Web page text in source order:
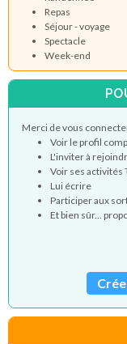
Repas
Séjour - voyage
Spectacle
Week-end
Merci de vous
Voir le profil
L'inviter à
Voir ses activités
Lui écrire
Participer aux
Et bien sûr...